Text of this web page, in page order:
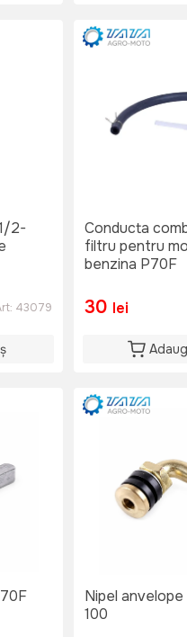
2-
43079
Conducta
filtru pentru motor pe
benzina P70F
30 lei
P70F
Nipel
100